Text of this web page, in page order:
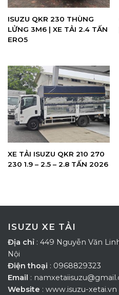
ISUZU QKR 230 THÙNG
LỬNG 3M6 | XE TẢI 2.4 TẤN
ERO5
XE TẢI ISUZU QKR 210 270
230 1.9 – 2.5 – 2.8 TẤN 2026
ISUZU XE TẢI
Địa chỉ : 449 Nguyễn Văn
Nội
Điện thoại : 0968829323
Email :
Website : www.isuzu-xetai.vn